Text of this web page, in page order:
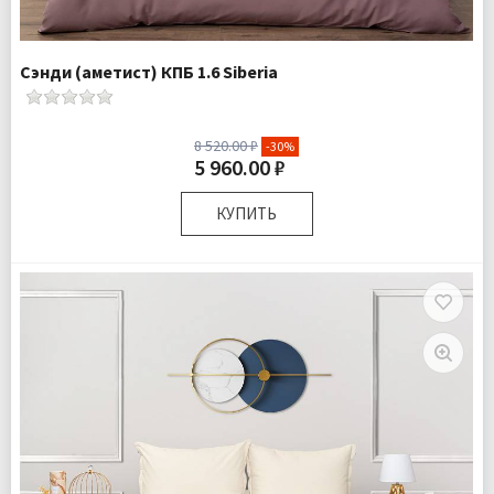
Сэнди (аметист) КПБ 1.6 Siberia
8 520.00 ₽ -30%
5 960.00 ₽
КУПИТЬ
Комплектация:
Пододеяльник 1 шт Простыня 1 шт
Наволочка 1 шт
Ранфорс
Бесплатно